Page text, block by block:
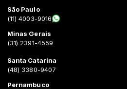
São Paulo
(11) 4003-9016
Minas Gerais
(31) 2391-4559
Santa Catarina
(48) 3380-9407
Pernambuco